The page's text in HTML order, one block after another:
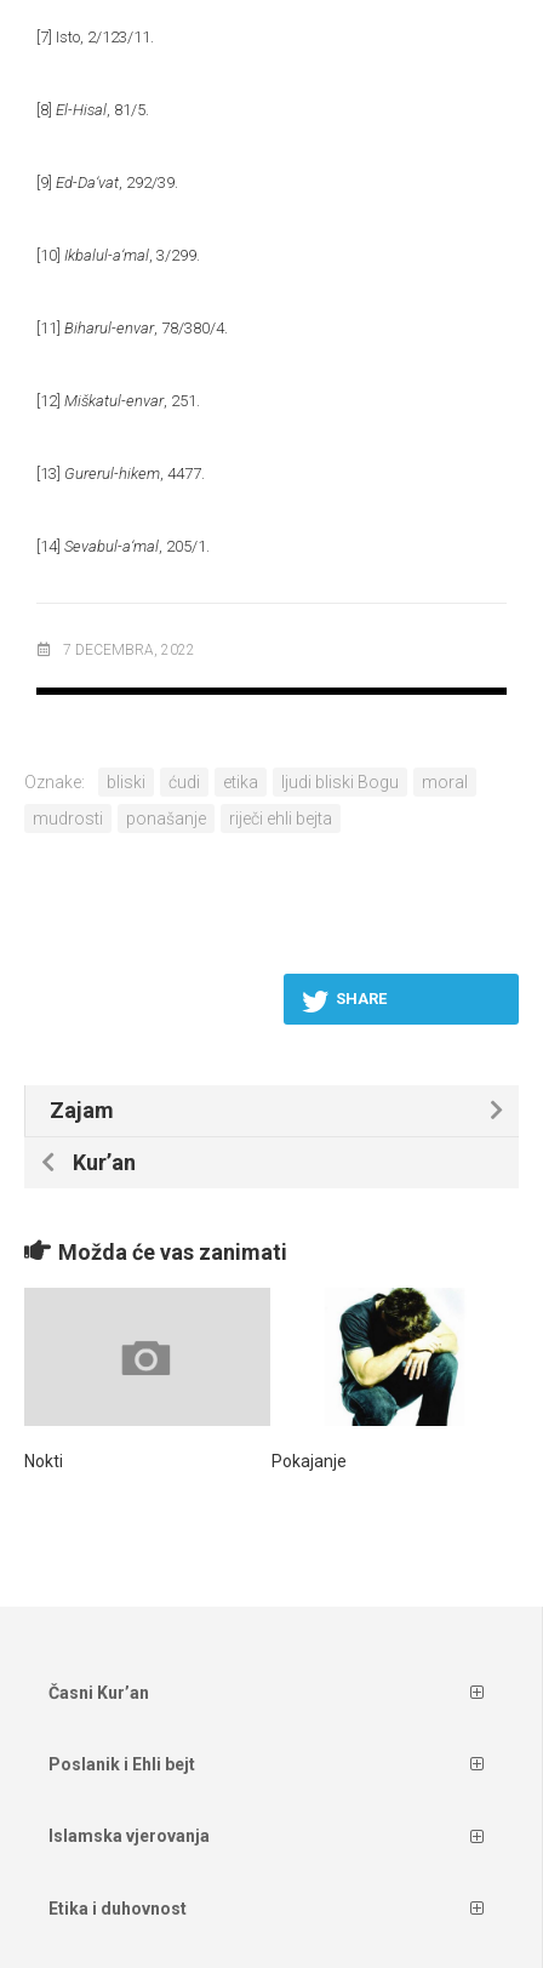
[7] Isto, 2/123/11.
[8] El-Hisal, 81/5.
[9] Ed-Da‘vat, 292/39.
[10] Ikbalul-a‘mal, 3/299.
[11] Biharul-envar, 78/380/4.
[12] Miškatul-envar, 251.
[13] Gurerul-hikem, 4477.
[14] Sevabul-a‘mal, 205/1.
7 DECEMBRA, 2022
Oznake: bliski ćudi etika ljudi bliski Bogu
moral
mudrosti
ponašanje riječi ehli bejta
SHARE
Zajam
Kur’an
Možda će vas zanimati
Nokti Pokajanje
Časni Kur’an
Poslanik i Ehli bejt
Islamska vjerovanja
Etika i duhovnost